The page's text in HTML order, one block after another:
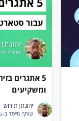
5 אתגרים
ומשקיעים
יהונתן תירוש
שותף מייסד ב-Fortail Life Sciences.